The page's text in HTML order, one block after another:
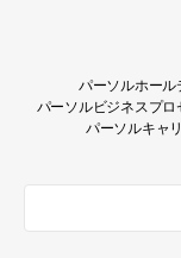
パーソルホール
パーソルビジネスプロ
パーソルキャ